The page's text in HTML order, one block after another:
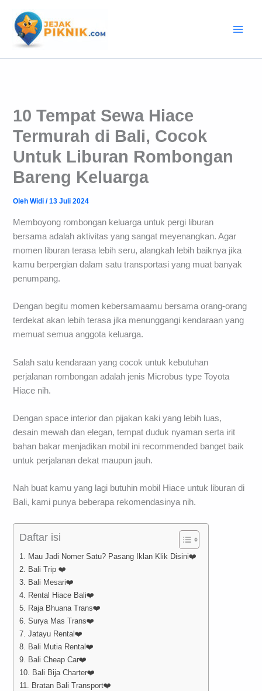
konten
10 Tempat Sewa Hiace
Termurah di Bali, Cocok
Untuk Liburan Rombongan
Bareng Keluarga
OlehWidi/13 Juli 2024
Memboyong rombongan keluarga untuk pergi liburan
bersama adalah aktivitas yang sangat meyenangkan. Agar
momen liburan terasa lebih seru, alangkah lebih baiknya jika
kamu berpergian dalam satu transportasi yang muat banyak
penumpang.
Dengan begitu momen kebersamaamu bersama orang-orang
terdekat akan lebih terasa jika menunggangi kendaraan yang
memuat semua anggota keluarga.
Salah satu kendaraan yang cocok untuk kebutuhan
perjalanan rombongan adalah jenis Microbus type Toyota
Hiace nih.
Dengan space interior dan pijakan kaki yang lebih luas,
desain mewah dan elegan, tempat duduk nyaman serta irit
bahan bakar menjadikan mobil ini recommended banget baik
untuk perjalanan dekat maupun jauh.
Nah buat kamu yang lagi butuhin mobil Hiace untuk liburan di
Bali, kami punya beberapa rekomendasinya nih.
Daftar isi
1. Mau Jadi Nomer Satu? Pasang Iklan Klik Disini❤️
2. Bali Trip ❤️
3. Bali Mesari❤️
4. Rental Hiace Bali❤️
5. Raja Bhuana Trans❤️
6. Surya Mas Trans❤️
7. Jatayu Rental❤️
8. Bali Mutia Rental❤️
9. Bali Cheap Car❤️
10. Bali Bija Charter❤️
11. Bratan Bali Transport❤️